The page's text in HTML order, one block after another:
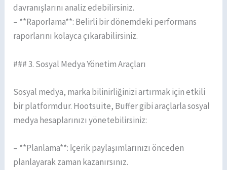
davranışlarını analiz edebilirsiniz.
– **Raporlama**: Belirli bir dönemdeki performans
raporlarını kolayca çıkarabilirsiniz.
### 3. Sosyal Medya Yönetim Araçları
Sosyal medya, marka bilinirliğinizi artırmak için etkili
bir platformdur. Hootsuite, Buffer gibi araçlarla sosyal
medya hesaplarınızı yönetebilirsiniz:
– **Planlama**: İçerik paylaşımlarınızı önceden
planlayarak zaman kazanırsınız.